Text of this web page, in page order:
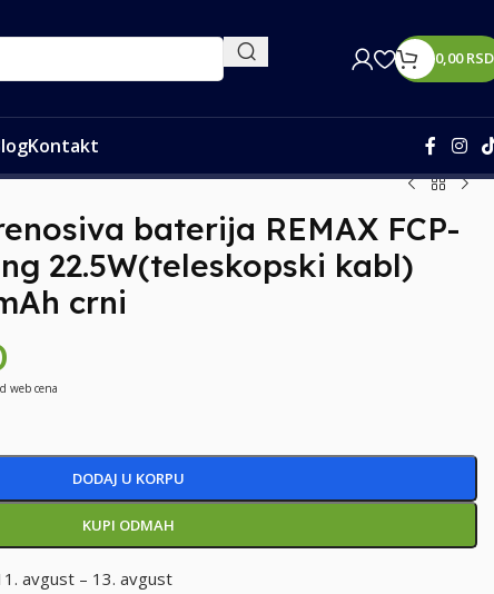
0,00RSD
Kontakt
baterija REMAX FCP-
22.5W(teleskopski kabl)
crni
web cena
DODAJ U KORPU
KUPI ODMAH
avgust – 13. avgust